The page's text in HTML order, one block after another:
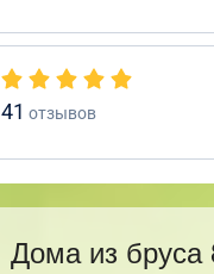
41 отзывов
Дома из бруса